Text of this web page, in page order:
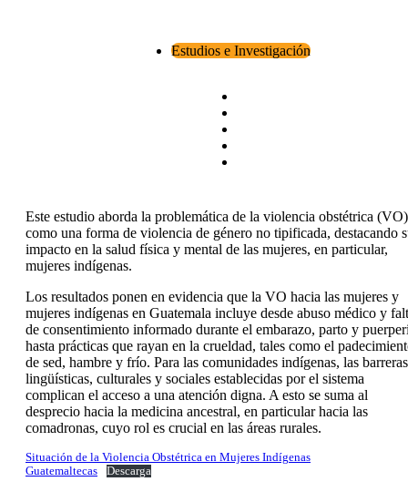
Estudios e Investigación
Este estudio aborda la problemática de la violencia obstétrica (VO)
como una forma de violencia de género no tipificada, destacando
impacto en la salud física y mental de las mujeres, en particular,
mujeres indígenas.
Los resultados ponen en evidencia que la VO hacia las mujeres y
mujeres indígenas en Guatemala incluye desde abuso médico y
de consentimiento informado durante el embarazo, parto y
hasta prácticas que rayan en la crueldad, tales como el
de sed, hambre y frío. Para las comunidades indígenas, las barreras
lingüísticas, culturales y sociales establecidas por el sistema
complican el acceso a una atención digna. A esto se suma al
desprecio hacia la medicina ancestral, en particular hacia las
comadronas, cuyo rol es crucial en las áreas rurales.
Situación de la Violencia Obstétrica en Mujeres Indígenas
Guatemaltecas
Descarga